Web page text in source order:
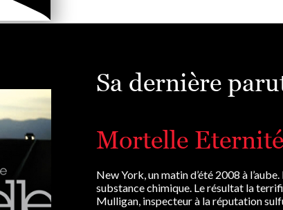
Sa dernière
Mortelle Eternité
New York, un matin d’été 2008 à
substance chimique. Le résultat la
Mulligan, inspecteur à la réputation